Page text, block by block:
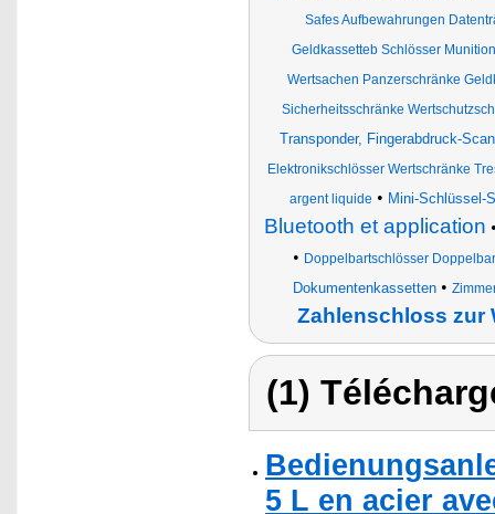
Safes Aufbewahrungen
Geldkassetteb Schlösser Munition
Wertsachen Panzerschränke
Sicherheitsschränke
Transponder, Fingerabdruck-
Elektronikschlösser Wertschränke
argent liquide • Mini-Schlüssel-
Bluetooth et application
• Doppelbartschlösser
Dokumentenkassetten •
Zahlenschloss zur
(1)
5 L en acier